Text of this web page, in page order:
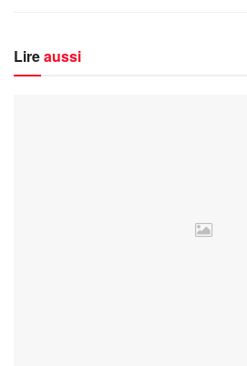
Lireaussi